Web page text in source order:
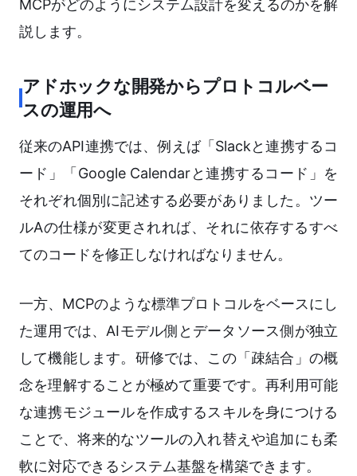
MCPがどのようにシステム設計を変えるのかを解
説します。
アドホックな開発からプロトコルベー
スの運用へ
従来のAPI連携では、例えば「Slackと連携するコ
ード」「Google Calendarと連携するコード」を
それぞれ個別に記述する必要がありました。ツー
ルAの仕様が変更されれば、それに依存するすべ
てのコードを修正しなければなりません。
一方、MCPのような標準プロトコルをベースにし
た運用では、AIモデル側とデータソース側が独立
して機能します。研修では、この「疎結合」の概
念を理解することが極めて重要です。再利用可能
な連携モジュールを作成するスキルを身につける
ことで、将来的なツールの入れ替えや追加にも柔
軟に対応できるシステム基盤を構築できます。